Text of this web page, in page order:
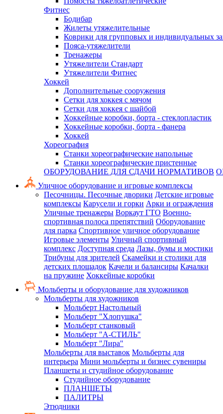
Фитнес
Бодибар
Жилеты утяжелительные
Коврики для групповых и индивидуальных
Пояса-утяжелители
Тренажеры
Утяжелители Стандарт
Утяжелители Фитнес
Хоккей
Дополнительные сооружения
Сетки для хоккея с мячом
Сетки для хоккея с шайбой
Хоккейные коробки, борта - стеклопластик
Хоккейные коробки, борта - фанера
Хоккей
Хореография
Станки хореографические напольные
Станки хореографические пристенные
ОБОРУДОВАНИЕ ДЛЯ СДАЧИ НОРМАТИВОВ
Уличное оборудование и игровые комплексы
Песочницы. Песочные дворики Детские игровые
комплексы Карусели и горки Арки и ограждения
Уличные тренажеры Воркаут ГТО Военно-
спортивная полоса препятствий Оборудование
для парка Спортивное уличное оборудование
Игровые элементы Уличный спортивный
комплекс Доступная среда Лазы, бумы и мостики
Трибуны для зрителей Скамейки и столики для
детских площадок Качели и балансиры Качалки
на пружине Хоккейные коробки
Мольберты и оборудование для художников
Мольберты для художников
Мольберт Настольный
Мольберт "Хлопушка"
Мольберт станковый
Мольберт "А-СТИЛЬ"
Мольберт "Лира"
Мольберты для выставок Мольберты для
интерьера Мини мольберты и бизнес сувениры
Планшеты и студийное оборудование
Студийное оборудование
ПЛАНШЕТЫ
ПАЛИТРЫ
Этюдники